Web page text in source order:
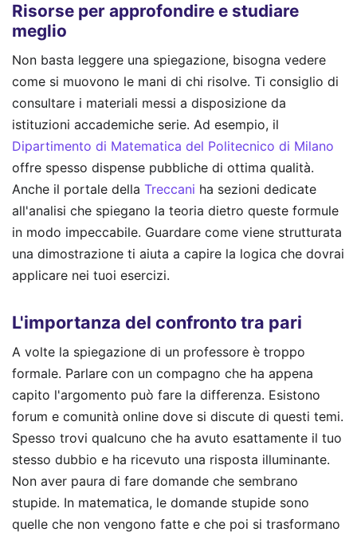
Risorse per approfondire e studiare
meglio
Non basta leggere una spiegazione, bisogna vedere
come si muovono le mani di chi risolve. Ti consiglio di
consultare i materiali messi a disposizione da
istituzioni accademiche serie. Ad esempio, il
Dipartimento di Matematica del Politecnico di Milano
offre spesso dispense pubbliche di ottima qualità.
Anche il portale della Treccani ha sezioni dedicate
all'analisi che spiegano la teoria dietro queste formule
in modo impeccabile. Guardare come viene strutturata
una dimostrazione ti aiuta a capire la logica che dovrai
applicare nei tuoi esercizi.
L'importanza del confronto tra pari
A volte la spiegazione di un professore è troppo
formale. Parlare con un compagno che ha appena
capito l'argomento può fare la differenza. Esistono
forum e comunità online dove si discute di questi temi.
Spesso trovi qualcuno che ha avuto esattamente il tuo
stesso dubbio e ha ricevuto una risposta illuminante.
Non aver paura di fare domande che sembrano
stupide. In matematica, le domande stupide sono
quelle che non vengono fatte e che poi si trasformano